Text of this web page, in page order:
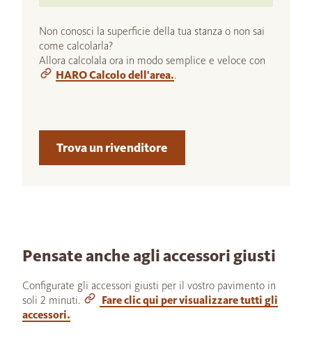
Non conosci la superficie della tua stanza o non sai
come calcolarla?
Allora calcolala ora in modo semplice e veloce con
HARO Calcolo dell'area..
Trova un rivenditore
Pensate anche agli accessori giusti
Configurate gli accessori giusti per il vostro pavimento in
soli 2 minuti.
Fare clic qui per visualizzare tutti gli
accessori.